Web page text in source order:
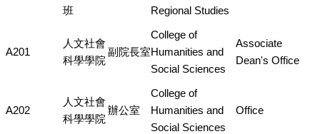
班
Regional Studies
A201
人文社會
科學學院
副院長室
College of
Humanities and
Social Sciences
Associate
Dean's Office
A202
人文社會
科學學院
辦公室
College of
Humanities and
Social Sciences
Office